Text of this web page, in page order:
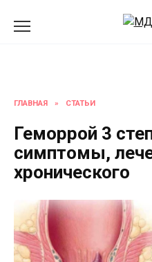
ГЛАВНАЯ » СТАТЬИ
Геморрой 3
симптомы,
хронического